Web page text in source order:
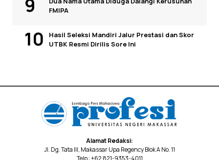
FMIPA
Hasil Seleksi Mandiri Jalur Prestasi dan Skor
UTBK Resmi Dirilis Sore Ini
Alamat Redaksi:
Jl. Dg. Tata III, Makassar Upa Regency Blok A No. 11